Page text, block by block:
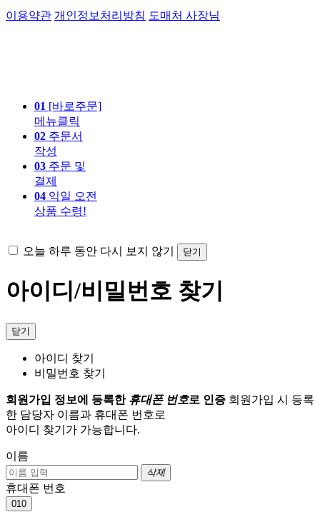
이용약관 개인정보처리방침 도매처 사장님
01 [바로주문]
메뉴클릭
02 주문서
작성
03 주문 및
결제
04 익일 오전
상품 수령!
오늘 하루 동안 다시 보지 않기 닫기
아이디/비밀번호 찾기
닫기
아이디 찾기
비밀번호 찾기
회원가입 정보에 등록한 휴대폰 번호로 인증 회원가입 시 등록
한 담당자 이름과 휴대폰 번호로
아이디 찾기가 가능합니다.
이름
삭제
휴대폰 번호
010